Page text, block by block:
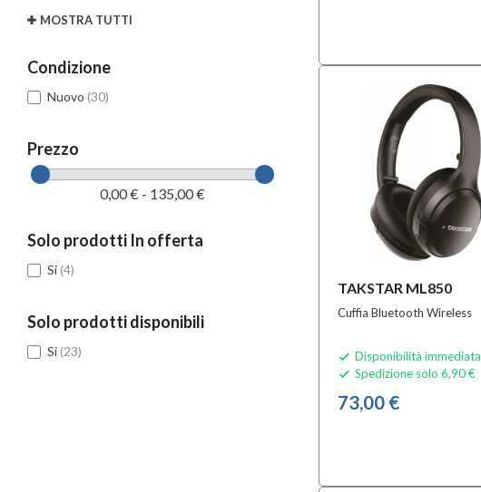
MOSTRA TUTTI
Condizione
Nuovo (30)
Prezzo
0,00 € - 135,00 €
Solo prodotti In offerta
Si(4)
Solo prodotti disponibili
Si(23)
TAKSTAR ML850
Cuffia Bluetooth Wireless
 Disponibilità immediata
 Spedizione solo 6,90 €
73,00 €